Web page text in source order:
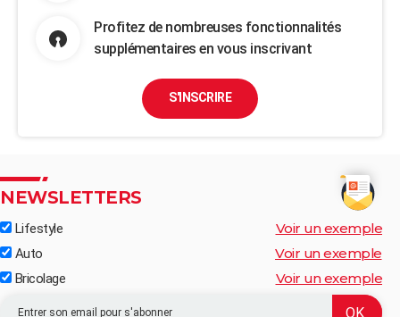
Profitez de nombreuses fonctionnalités
supplémentaires en vous inscrivant
S'INSCRIRE
NEWSLETTERS
Lifestyle Voir un exemple
Auto Voir un exemple
Bricolage Voir un exemple